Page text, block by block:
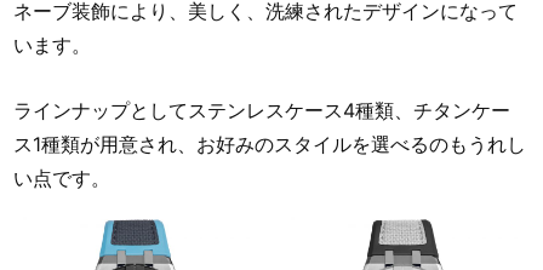
ネーブ装飾により、美しく、洗練されたデザインになって
います。
ラインナップとしてステンレスケース4種類、チタンケー
ス1種類が用意され、お好みのスタイルを選べるのもうれし
い点です。